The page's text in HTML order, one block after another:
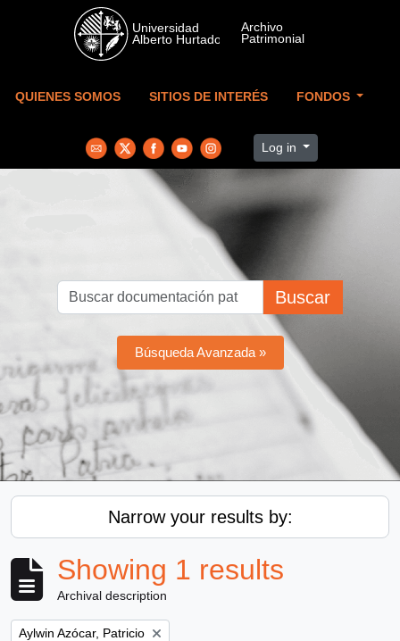
Skip to main content
QUIENES SOMOS SITIOS DE INTERÉS FONDOS
Log in
Buscar
Búsqueda Avanzada »
Narrow your results by:
Showing 1 results
Archival description
Remove filter:
Aylwin Azócar, Patricio